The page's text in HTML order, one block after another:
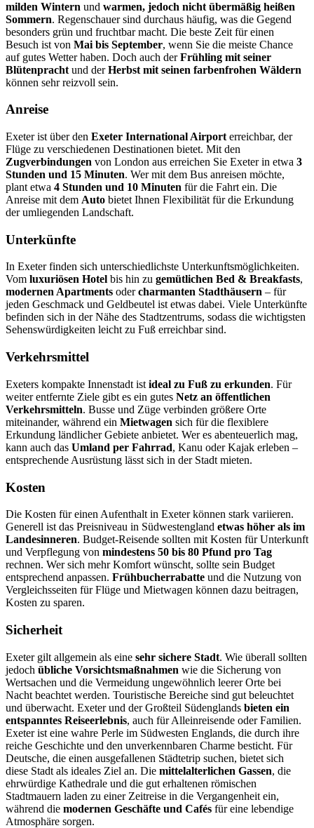
milden Wintern und warmen, jedoch nicht übermäßig heißen
Sommern. Regenschauer sind durchaus häufig, was die Gegend
besonders grün und fruchtbar macht. Die beste Zeit für einen
Besuch ist von Mai bis September, wenn Sie die meiste Chance
auf gutes Wetter haben. Doch auch derFrühling mit seiner
Blütenpracht und derHerbst mit seinen farbenfrohen Wäldern
können sehr reizvoll sein.
Anreise
Exeter ist über den Exeter International Airport erreichbar, der
Flüge zu verschiedenen Destinationen bietet. Mit den
Zugverbindungen von London aus erreichen Sie Exeter in etwa 3
Stunden und 15 Minuten. Wer mit dem Bus anreisen möchte,
plant etwa 4 Stunden und 10 Minuten für die Fahrt ein. Die
Anreise mit dem Auto bietet Ihnen Flexibilität für die Erkundung
der umliegenden Landschaft.
Unterkünfte
In Exeter finden sich unterschiedlichste Unterkunftsmöglichkeiten.
Vom luxuriösen Hotel bis hin zu gemütlichen Bed & Breakfasts,
modernen Apartments odercharmanten Stadthäusern – für
jeden Geschmack und Geldbeutel ist etwas dabei. Viele Unterkünfte
befinden sich in der Nähe des Stadtzentrums, sodass die wichtigsten
Sehenswürdigkeiten leicht zu Fuß erreichbar sind.
Verkehrsmittel
Exeters kompakte Innenstadt ist ideal zu Fuß zu erkunden. Für
weiter entfernte Ziele gibt es ein gutes Netz an öffentlichen
Verkehrsmitteln. Busse und Züge verbinden größere Orte
miteinander, während ein Mietwagen sich für die flexiblere
Erkundung ländlicher Gebiete anbietet. Wer es abenteuerlich mag,
kann auch das Umland per Fahrrad, Kanu oder Kajak erleben –
entsprechende Ausrüstung lässt sich in der Stadt mieten.
Kosten
Die Kosten für einen Aufenthalt in Exeter können stark variieren.
Generell ist das Preisniveau in Südwestengland etwas höher als im
Landesinneren. Budget-Reisende sollten mit Kosten für Unterkunft
und Verpflegung von mindestens 50 bis 80 Pfund pro Tag
rechnen. Wer sich mehr Komfort wünscht, sollte sein Budget
entsprechend anpassen. Frühbucherrabatte und die Nutzung von
Vergleichsseiten für Flüge und Mietwagen können dazu beitragen,
Kosten zu sparen.
Sicherheit
Exeter gilt allgemein als eine sehr sichere Stadt. Wie überall sollten
jedoch übliche Vorsichtsmaßnahmen wie die Sicherung von
Wertsachen und die Vermeidung ungewöhnlich leerer Orte bei
Nacht beachtet werden. Touristische Bereiche sind gut beleuchtet
und überwacht. Exeter und der Großteil Südenglands bieten ein
entspanntes Reiseerlebnis, auch für Alleinreisende oder Familien.
Exeter ist eine wahre Perle im Südwesten Englands, die durch ihre
reiche Geschichte und den unverkennbaren Charme besticht. Für
Deutsche, die einen ausgefallenen Städtetrip suchen, bietet sich
diese Stadt als ideales Ziel an. Die mittelalterlichen Gassen, die
ehrwürdige Kathedrale und die gut erhaltenen römischen
Stadtmauern laden zu einer Zeitreise in die Vergangenheit ein,
während die modernen Geschäfte und Cafés für eine lebendige
Atmosphäre sorgen.